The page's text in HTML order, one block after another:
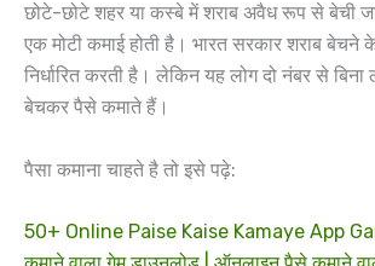
छोटे-छोटे शहर या कस्बे में शराब अवैध रूप से बेची
एक मोटी कमाई होती है। भारत सरकार शराब
निर्धारित करती है। लेकिन यह लोग दो नंबर से
बेचकर पैसे कमाते हैं।
पैसा कमाना चाहते है तो इसे पढ़े:
50+ Online Paise Kaise Kamaye App